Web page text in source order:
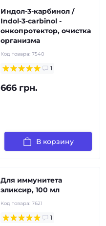
Индол-3-карбинол /
Indol-3-carbinol -
онкопротектор, очистка
организма
Код товара: 7540
1
666 грн.
В корзину
Для иммунитета
эликсир, 100 мл
Код товара: 7621
1